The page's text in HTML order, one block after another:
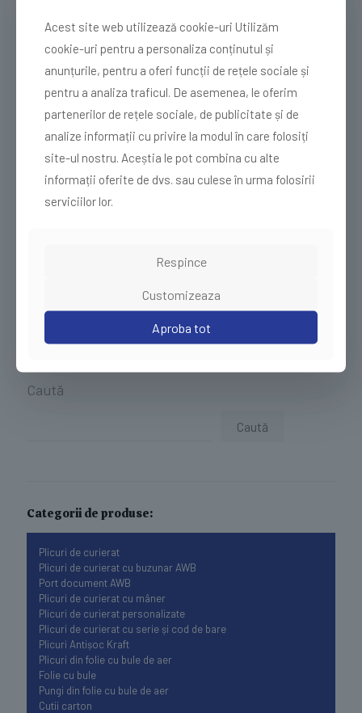
Plic curierat 230×330 set
1000 buc
220,00lei fara TVA
Caută
Caută
Categorii de produse:
Plicuri de curierat
Plicuri de curierat cu buzunar AWB
Port document AWB
Plicuri de curierat cu mâner
Plicuri de curierat personalizate
Plicuri de curierat cu serie și cod de bare
Plicuri Antișoc Kraft
Plicuri din folie cu bule de aer
Folie cu bule
Pungi din folie cu bule de aer
Cutii carton
Acest site web utilizează cookie-uri Utilizăm
cookie-uri pentru a personaliza conținutul și
anunțurile, pentru a oferi funcții de rețele sociale și
pentru a analiza traficul. De asemenea, le oferim
partenerilor de rețele sociale, de publicitate și de
analize informații cu privire la modul în care folosiți
site-ul nostru. Aceștia le pot combina cu alte
informații oferite de dvs. sau culese în urma folosirii
serviciilor lor.
Respince
Customizeaza
Aproba tot